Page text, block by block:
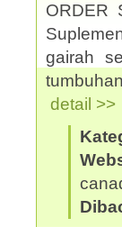
ORDER
gairah
detail >>